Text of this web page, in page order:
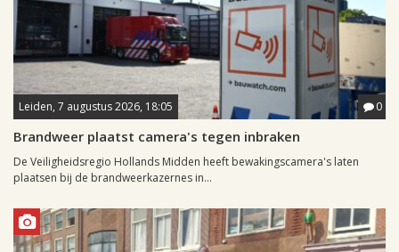
Leiden, 7 augustus 2026, 18:05 0
Brandweer plaatst camera's tegen inbraken
De Veiligheidsregio Hollands Midden heeft bewakingscamera's laten
plaatsen bij de brandweerkazernes in...